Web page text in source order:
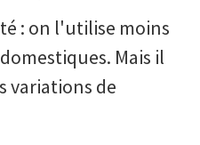
: on l'utilise moins
Mais il
variations de